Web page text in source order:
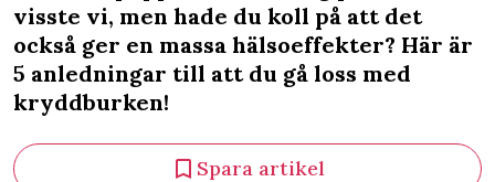
visste vi, men hade du koll på att det
också ger en massa hälsoeffekter? Här är
5 anledningar till att du gå loss med
kryddburken!
Spara artikel